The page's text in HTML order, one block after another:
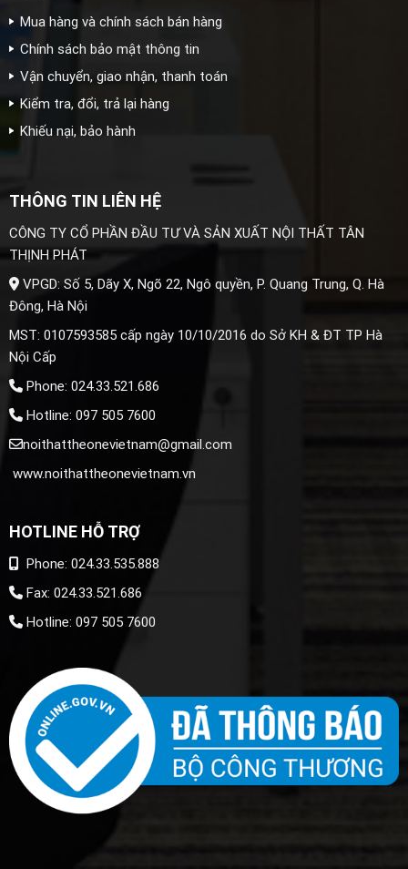
Mua hàng và chính sách bán hàng
Chính sách bảo mật thông tin
Vận chuyển, giao nhận, thanh toán
Kiểm tra, đổi, trả lại hàng
Khiếu nại, bảo hành
THÔNG TIN LIÊN HỆ
CÔNG TY CỔ PHẦN ĐẦU TƯ VÀ SẢN XUẤT NỘI THẤT TÂN
THỊNH PHÁT
VPGD: Số 5, Dãy X, Ngõ 22, Ngô quyền, P. Quang Trung, Q. Hà
Đông, Hà Nội
MST: 0107593585 cấp ngày 10/10/2016 do Sở KH & ĐT TP Hà
Nội Cấp
Phone: 024.33.521.686
Hotline: 097 505 7600
noithattheonevietnam@gmail.com
www.noithattheonevietnam.vn
HOTLINE HỖ TRỢ
Phone: 024.33.535.888
Fax: 024.33.521.686
Hotline: 097 505 7600